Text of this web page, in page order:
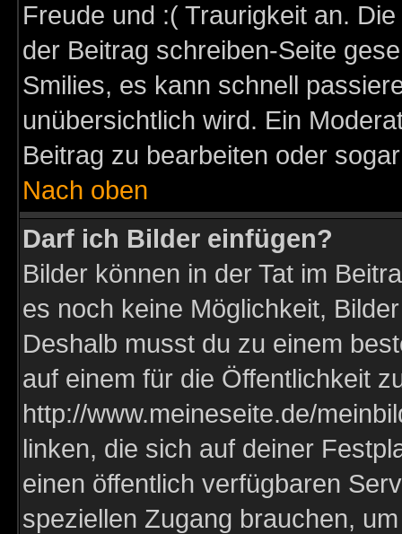
Freude und :( Traurigkeit an.
der Beitrag schreiben-Seite
Smilies, es kann schnell
unübersichtlich wird. Ein
Beitrag zu bearbeiten oder
Nach oben
Darf ich Bilder einfügen?
Bilder können in der Tat im
es noch keine Möglichkeit,
Deshalb musst du zu einem
auf einem für die Öffentlichkeit
http://www.meineseite.de/
linken, die sich auf deiner
einen öffentlich verfügbaren
speziellen Zugang brauchen,